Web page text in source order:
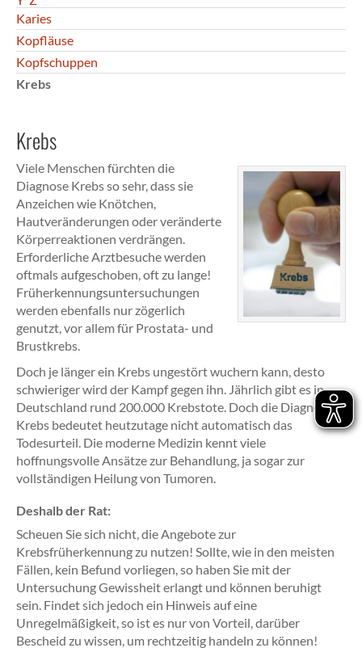
Karies
Kopfläuse
Kopfschuppen
Krebs
Krebs
Viele Menschen fürchten die
Diagnose Krebs so sehr, dass sie
Anzeichen wie Knötchen,
Hautveränderungen oder veränderte
Körperreaktionen verdrängen.
Erforderliche Arztbesuche werden
oftmals aufgeschoben, oft zu lange!
Früherkennungsuntersuchungen
werden ebenfalls nur zögerlich
genutzt, vor allem für Prostata- und
Brustkrebs.
Doch je länger ein Krebs ungestört wuchern kann, desto
schwieriger wird der Kampf gegen ihn. Jährlich gibt es in
Deutschland rund 200.000 Krebstote. Doch die Diagnose
Krebs bedeutet heutzutage nicht automatisch das
Todesurteil. Die moderne Medizin kennt viele
hoffnungsvolle Ansätze zur Behandlung, ja sogar zur
vollständigen Heilung von Tumoren.
Deshalb der Rat:
Scheuen Sie sich nicht, die Angebote zur
Krebsfrüherkennung zu nutzen! Sollte, wie in den meisten
Fällen, kein Befund vorliegen, so haben Sie mit der
Untersuchung Gewissheit erlangt und können beruhigt
sein. Findet sich jedoch ein Hinweis auf eine
Unregelmäßigkeit, so ist es nur von Vorteil, darüber
Bescheid zu wissen, um rechtzeitig handeln zu können!